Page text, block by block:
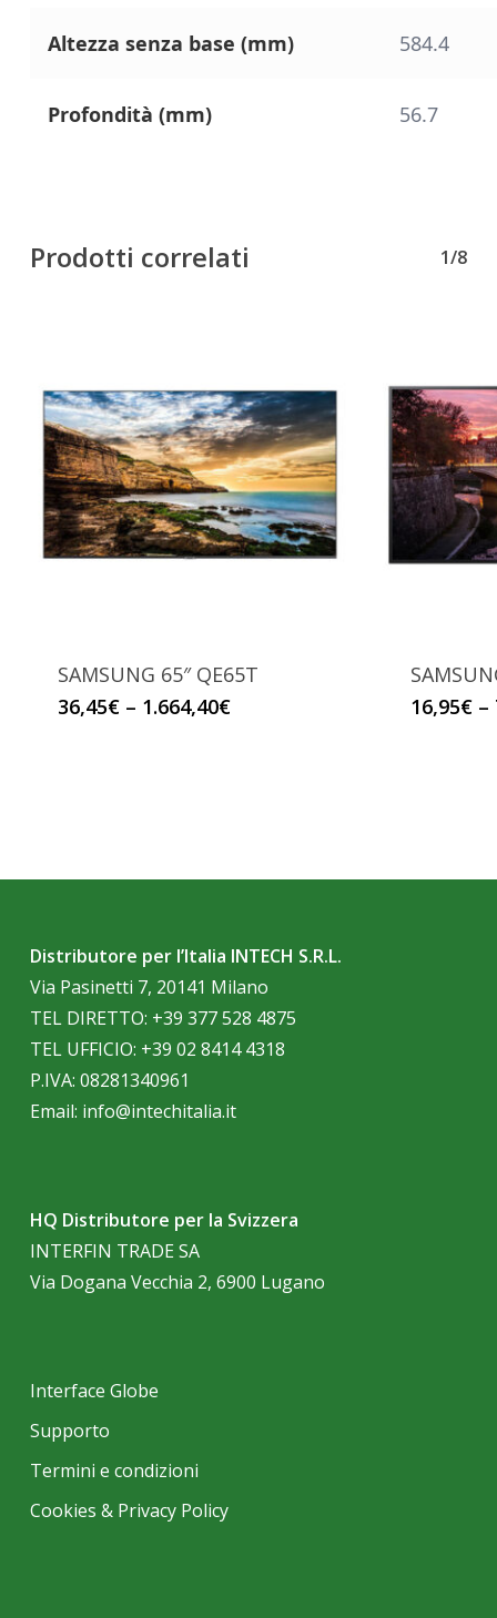
Altezza senza base (mm) 584.4
Profondità (mm) 56.7
Prodotti correlati 1/8
SAMSUNG 65″ QE65T
36,45€– 1.664,40€
16,95€ –
Distributore per l’Italia INTECH S.R.L.
Via Pasinetti 7, 20141 Milano
TEL DIRETTO: +39 377 528 4875
TEL UFFICIO: +39 02 8414 4318
P.IVA: 08281340961
Email: info@intechitalia.it
HQ Distributore per la Svizzera
INTERFIN TRADE SA
Via Dogana Vecchia 2, 6900 Lugano
Interface Globe
Supporto
Termini e condizioni
Cookies & Privacy Policy